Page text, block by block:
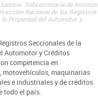
Subsecretaría de Asuntos
Nacional de los Registros
Propiedad del Automotor y
Seccionales de la
Automotor y Créditos
competencia en
motovehículos, maquinarias
e industriales y de créditos
todo el país.